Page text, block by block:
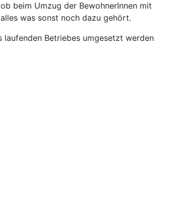
beim Umzug der BewohnerInnen mit
was sonst noch dazu gehört.
Betriebes umgesetzt werden